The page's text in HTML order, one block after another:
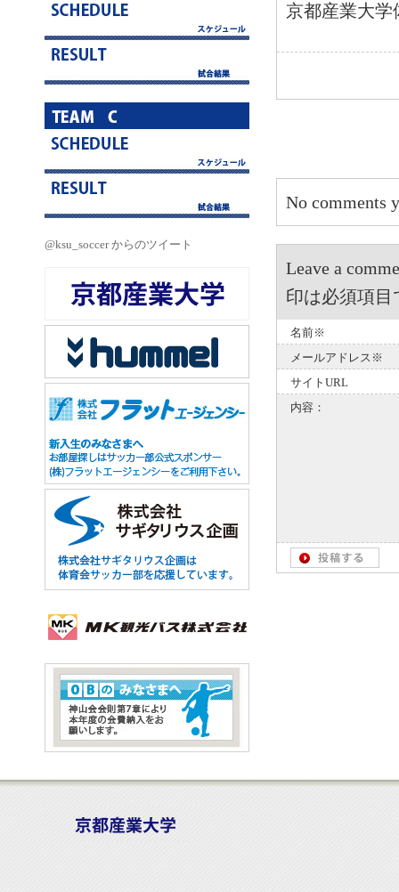
@ksu_soccer からのツイート
京都産業大学
No comments
Leave a
印は必須項目
名前※
メールアドレス※
サイトURL
内容：